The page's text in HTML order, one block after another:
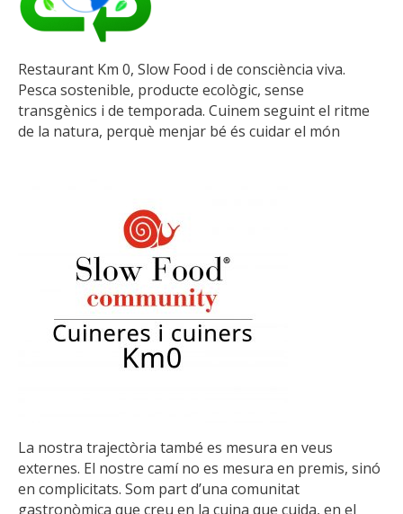
Restaurant Km 0, Slow Food i de consciència viva.
Pesca sostenible, producte ecològic, sense
transgènics i de temporada. Cuinem seguint el ritme
de la natura, perquè menjar bé és cuidar el món
La nostra trajectòria també es mesura en veus
externes. El nostre camí no es mesura en premis, sinó
en complicitats. Som part d’una comunitat
gastronòmica que creu en la cuina que cuida, en el